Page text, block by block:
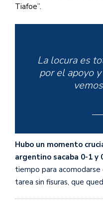
Tiafoe”.
La locura es
por el apoyo
—
Hubo un momento
argentino sacaba 0-1 y
tiempo para
tarea sin fisuras, que